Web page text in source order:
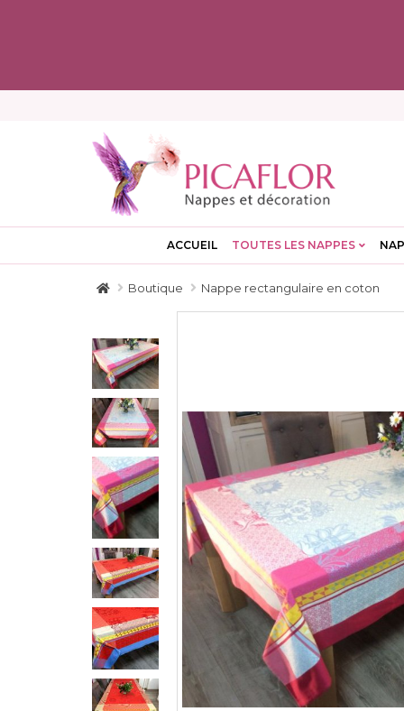
ACCUEIL TOUTES LES NAPPES
Boutique Nappe rectangulaire en coton